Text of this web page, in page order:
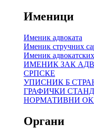
Именици
Именик адвоката
Именик стручних
Именик
ИМЕНИК ЗАК
СРПСКЕ
УПИСНИК Б
ГРАФИЧКИ
НОРМАТИВНИ
Органи